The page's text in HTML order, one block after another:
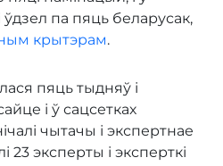
па пяць беларусак,
крытэрам.
пяць тыдняў і
і ў сацсетках
чытачы і экспертнае
эксперты і эксперткі